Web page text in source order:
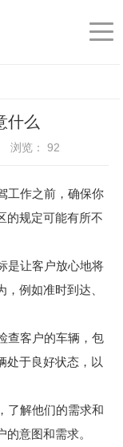
什么
浏览： 92
作之前，确保你
的规定可能有所不
让客户放心地将
例如准时到达、
客户的车辆，包
处于良好状态，以
解他们的需求和
意图和需求。